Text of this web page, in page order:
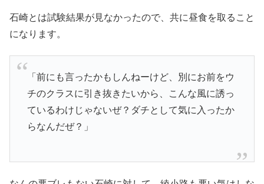
石崎とは試験結果が見なかったので、共に昼食を取ること
になります。
「前にも言ったかもしんねーけど、別にお前をウ
チのクラスに引き抜きたいから、こんな風に誘っ
ているわけじゃないぜ？ダチとして気に入ったか
らなんだぜ？」